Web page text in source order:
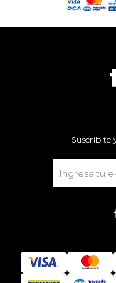
¡Suscribite